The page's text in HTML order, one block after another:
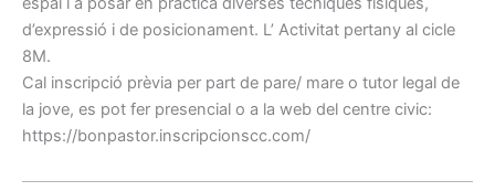
d’expressió i de posicionament. L’ Activitat pertany al cicle
8M.
Cal inscripció prèvia per part de pare/ mare o tutor legal de
la jove, es pot fer presencial o a la web del centre civic:
https://bonpastor.inscripcionscc.com/